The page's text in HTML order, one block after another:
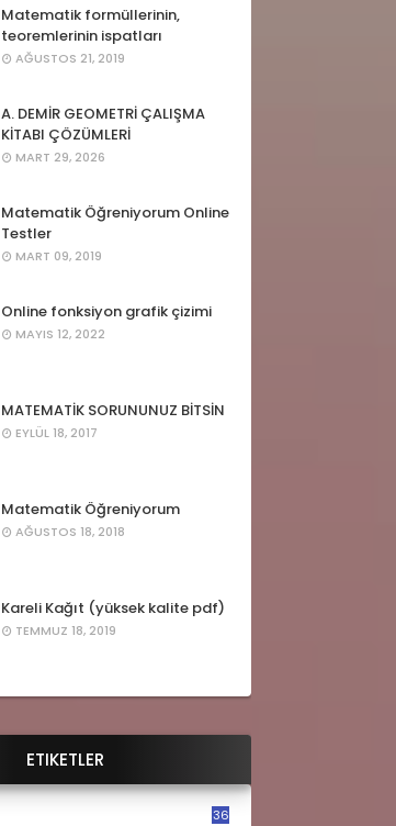
Matematik formüllerinin,
teoremlerinin ispatları
AĞUSTOS 21, 2019
A. DEMİR GEOMETRİ ÇALIŞMA
KİTABI ÇÖZÜMLERİ
MART 29, 2026
Matematik Öğreniyorum Online
Testler
MART 09, 2019
Online fonksiyon grafik çizimi
MAYIS 12, 2022
MATEMATİK SORUNUNUZ BİTSİN
EYLÜL 18, 2017
Matematik Öğreniyorum
AĞUSTOS 18, 2018
Kareli Kağıt (yüksek kalite pdf)
TEMMUZ 18, 2019
ETIKETLER
36